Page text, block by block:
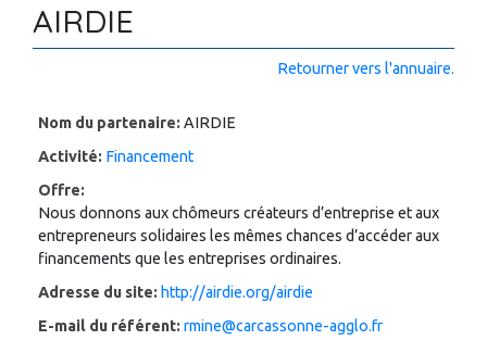
AIRDIE
Retourner vers l'annuaire.
Nom du partenaire:AIRDIE
Activité: Financement
Offre:
Nous donnons aux chômeurs créateurs d’entreprise et aux
entrepreneurs solidaires les mêmes chances d’accéder aux
financements que les entreprises ordinaires.
Adresse du site: http://airdie.org/airdie
E-mail du référent:rmine@carcassonne-agglo.fr